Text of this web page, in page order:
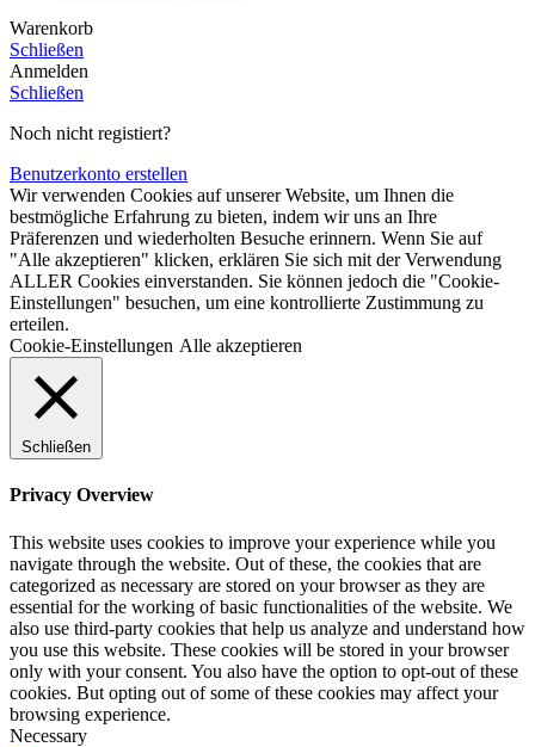
Warenkorb
Schließen
Anmelden
Schließen
Noch nicht registiert?
Benutzerkonto erstellen
Wir verwenden Cookies auf unserer Website, um Ihnen die
bestmögliche Erfahrung zu bieten, indem wir uns an Ihre
Präferenzen und wiederholten Besuche erinnern. Wenn Sie auf
"Alle akzeptieren" klicken, erklären Sie sich mit der Verwendung
ALLER Cookies einverstanden. Sie können jedoch die "Cookie-
Einstellungen" besuchen, um eine kontrollierte Zustimmung zu
erteilen.
Cookie-Einstellungen Alle akzeptieren
Schließen
Privacy Overview
This website uses cookies to improve your experience while you
navigate through the website. Out of these, the cookies that are
categorized as necessary are stored on your browser as they are
essential for the working of basic functionalities of the website. We
also use third-party cookies that help us analyze and understand how
you use this website. These cookies will be stored in your browser
only with your consent. You also have the option to opt-out of these
cookies. But opting out of some of these cookies may affect your
browsing experience.
Necessary